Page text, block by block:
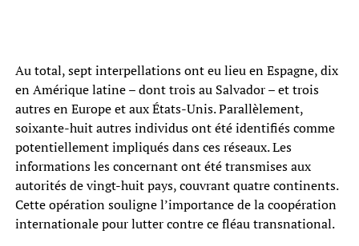
Au total, sept interpellations ont eu lieu en Espagne, dix
en Amérique latine – dont trois au Salvador – et trois
autres en Europe et aux États-Unis. Parallèlement,
soixante-huit autres individus ont été identifiés comme
potentiellement impliqués dans ces réseaux. Les
informations les concernant ont été transmises aux
autorités de vingt-huit pays, couvrant quatre continents.
Cette opération souligne l’importance de la coopération
internationale pour lutter contre ce fléau transnational.